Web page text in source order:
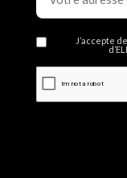
J’accepte